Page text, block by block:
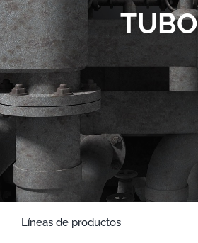
Contato TUBO
Líneas de productos